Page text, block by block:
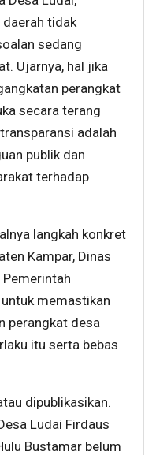
tidak
sedang
Ujarnya, hal jika
perangkat
secara terang
adalah
publik dan
terhadap
langkah konkret
Kampar, Dinas
Pemerintah
memastikan
perangkat desa
itu serta bebas
dipublikasikan.
Ludai Firdaus
Bustamar belum